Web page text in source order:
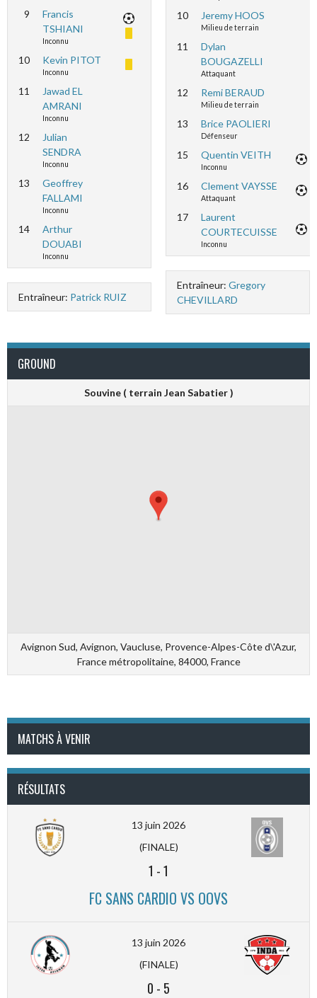
9
Francis
TSHIANI
Inconnu
10 Kevin PITOT
Inconnu
11
Jawad EL
AMRANI
Inconnu
12
Julian
SENDRA
Inconnu
13
Geoffrey
FALLAMI
Inconnu
14
Arthur
DOUABI
Inconnu
Entraîneur: Patrick RUIZ
10 Jeremy HOOS
Milieu de terrain
11
Dylan
BOUGAZELLI
Attaquant
12 Remi BERAUD
Milieu de terrain
13 Brice PAOLIERI
Défenseur
15 Quentin VEITH
Inconnu
16 Clement VAYSSE
Attaquant
17
Laurent
COURTECUISSE
Inconnu
Entraîneur: Gregory
CHEVILLARD
GROUND
Souvine ( terrain Jean Sabatier )
Avignon Sud, Avignon, Vaucluse, Provence-Alpes-Côte d\'Azur,
France métropolitaine, 84000, France
MATCHS À VENIR
RÉSULTATS
13 juin 2026
(FINALE)
1 -1
FC SANS CARDIO VS OOVS
13 juin 2026
(FINALE)
0 - 5